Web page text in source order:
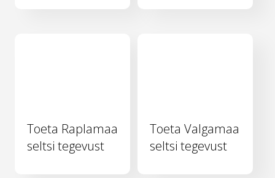
Toeta Raplamaa
seltsi tegevust
Toeta Valgamaa
seltsi tegevust